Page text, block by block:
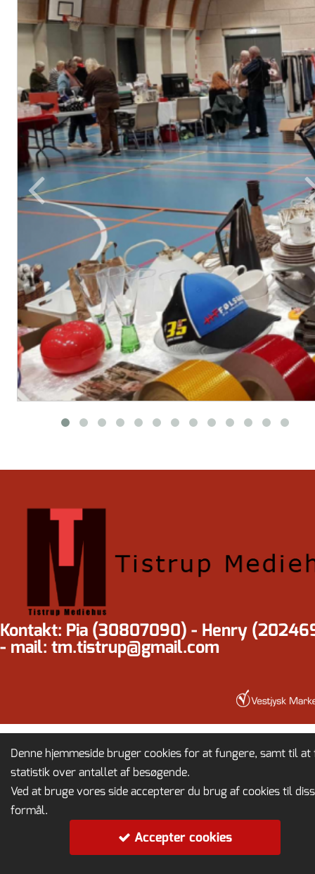

Kontakt: Pia (30807090) - Henry
- mail: tm.tistrup@gmail.com
Denne hjemmeside bruger cookies for at fungere, samt til at
statistik over antallet af besøgende.
Ved at bruge vores side accepterer du brug af cookies til
formål.
Accepter cookies